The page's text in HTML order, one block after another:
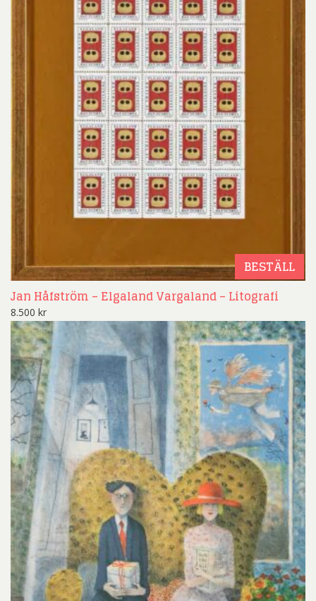
BESTÄLL
Jan Håfström – Elgaland Vargaland – Litografi
8.500 kr